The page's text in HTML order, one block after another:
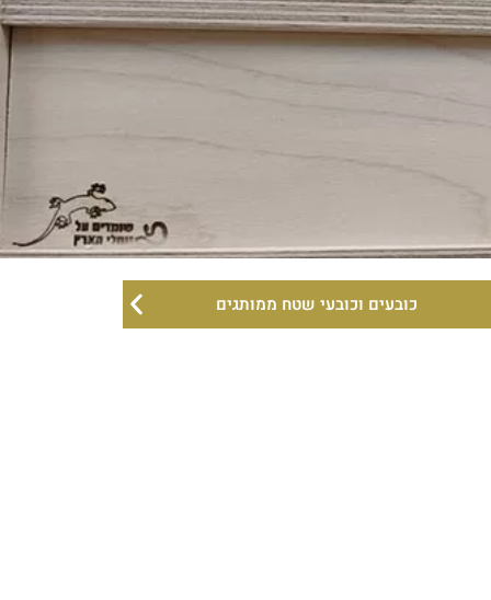
כובעים וכובעי שטח ממותגים